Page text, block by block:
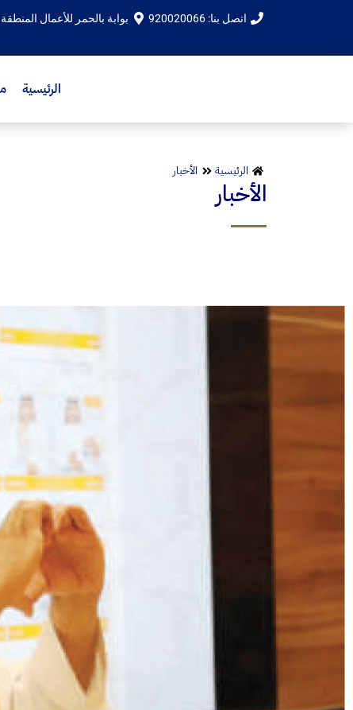
اتصل بنا: 920020066 بوابة بالحمر للأعمال المنطقة الشرقية -
الرئيسية
الرئيسية الأخبار
الأخبار